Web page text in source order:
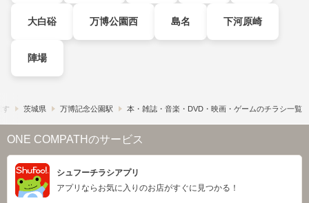
大白硲 万博公園西 島名 下河原崎
陣場
す 茨城県 万博記念公園駅 本・雑誌・音楽・DVD・映画・ゲームのチラシ一覧
ONE COMPATHのサービス
シュフーチラシアプリ
アプリならお気に入りのお店がすぐに見つかる！